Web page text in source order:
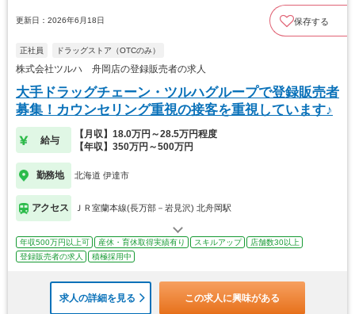
更新日：2026年6月18日 保存する
正社員 ドラッグストア（OTCのみ）
株式会社ツルハ 舟岡店の登録販売者の求人
大手ドラッグチェーン・ツルハグループで登録販売者
募集！カウンセリング重視の接客を重視しています♪
給与
【月収】18.0万円～28.5万円程度
【年収】350万円～500万円
勤務地 北海道 伊達市
アクセス ＪＲ室蘭本線(長万部－岩見沢) 北舟岡駅
年収500万円以上可 産休・育休取得実績有り スキルアップ
店舗数30以上
登録販売者の求人
積極採用中
求人の詳細を見る この求人に興味がある